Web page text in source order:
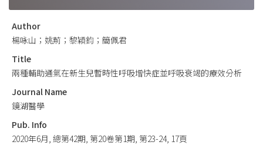
Author
楊咏山；姚荊；黎穎鈞；簡佩君
Title
兩種輔助通氣在新生兒暫時性呼吸增快症並呼吸衰竭的療效分析
Journal Name
鏡湖醫學
Pub. Info
2020年6月, 總第42期, 第20卷第1期, 第23-24, 17頁